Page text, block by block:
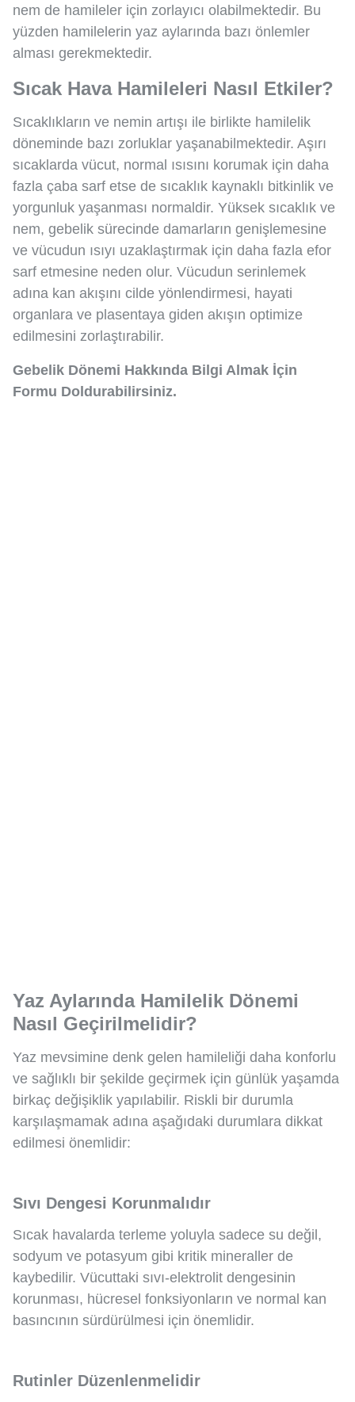
nem de hamileler için zorlayıcı olabilmektedir. Bu
yüzden hamilelerin yaz aylarında bazı önlemler
alması gerekmektedir.
Sıcak Hava Hamileleri Nasıl Etkiler?
Sıcaklıkların ve nemin artışı ile birlikte hamilelik
döneminde bazı zorluklar yaşanabilmektedir. Aşırı
sıcaklarda vücut, normal ısısını korumak için daha
fazla çaba sarf etse de sıcaklık kaynaklı bitkinlik ve
yorgunluk yaşanması normaldir. Yüksek sıcaklık ve
nem, gebelik sürecinde damarların genişlemesine
ve vücudun ısıyı uzaklaştırmak için daha fazla efor
sarf etmesine neden olur. Vücudun serinlemek
adına kan akışını cilde yönlendirmesi, hayati
organlara ve plasentaya giden akışın optimize
edilmesini zorlaştırabilir.
Gebelik Dönemi Hakkında Bilgi Almak İçin
Formu Doldurabilirsiniz.
Yaz Aylarında Hamilelik Dönemi
Nasıl Geçirilmelidir?
Yaz mevsimine denk gelen hamileliği daha konforlu
ve sağlıklı bir şekilde geçirmek için günlük yaşamda
birkaç değişiklik yapılabilir. Riskli bir durumla
karşılaşmamak adına aşağıdaki durumlara dikkat
edilmesi önemlidir:
Sıvı Dengesi Korunmalıdır
Sıcak havalarda terleme yoluyla sadece su değil,
sodyum ve potasyum gibi kritik mineraller de
kaybedilir. Vücuttaki sıvı-elektrolit dengesinin
korunması, hücresel fonksiyonların ve normal kan
basıncının sürdürülmesi için önemlidir.
Rutinler Düzenlenmelidir